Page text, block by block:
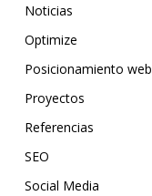
Noticias
Optimize
Posicionamiento web
Proyectos
Referencias
SEO
Social Media